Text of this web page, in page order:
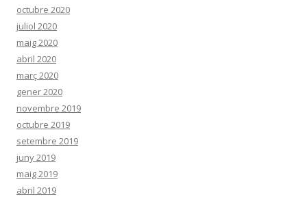
octubre 2020
juliol 2020
maig 2020
abril 2020
març 2020
gener 2020
novembre 2019
octubre 2019
setembre 2019
juny 2019
maig 2019
abril 2019